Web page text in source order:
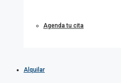
Agenda tu cita
Alquilar